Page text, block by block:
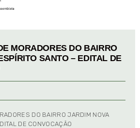
MORADORES DO BAIRRO
SANTO – EDITAL DE
DO BAIRRO JARDIM NOVA
DE CONVOCAÇÃO